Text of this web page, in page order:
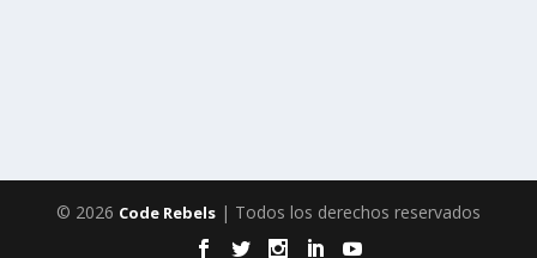
© 2026 Code Rebels | Todos los derechos reservados